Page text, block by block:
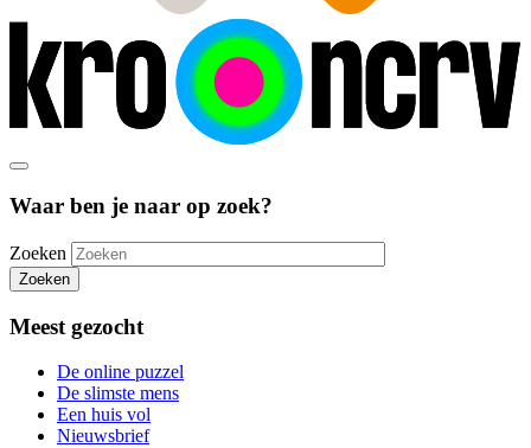
Waar ben je naar op zoek?
Zoeken
Zoeken
Meest gezocht
De online puzzel
De slimste mens
Een huis vol
Nieuwsbrief